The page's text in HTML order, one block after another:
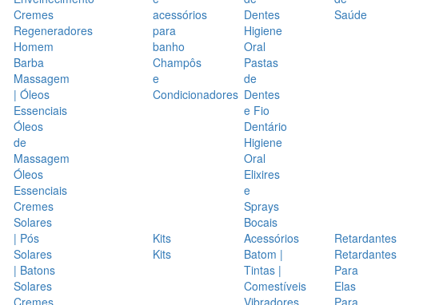
Cremes
Regeneradores
Homem
Barba
Massagem
| Óleos
Essenciais
Óleos
de
Massagem
Óleos
Essenciais
Cremes
Solares
| Pós
Solares
| Batons
Solares
Cremes
acessórios
para
banho
Champôs
e
Condicionadores
Dentes
Higiene
Oral
Pastas
de
Dentes
e Fio
Dentário
Higiene
Oral
Elixires
e
Sprays
Bocais
Saúde
Kits
Kits
Acessórios
Batom |
Tintas |
Comestíveis
Vibradores
Retardantes
Retardantes
Para
Elas
Para